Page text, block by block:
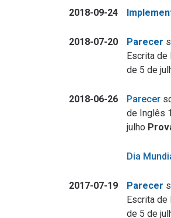
2018-09-24
2018-07-20 Parecer
Escrita de
de 5 de
2018-06-26 Parecer
de Inglês
julho
Dia
2017-07-19 Parecer
Escrita de
de 5 de